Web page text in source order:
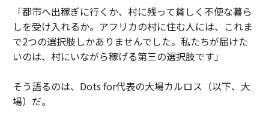
「都市へ出稼ぎに行くか、村に残って貧しく不便な暮ら
しを受け入れるか。アフリカの村に住む人には、これま
で2つの選択肢しかありませんでした。私たちが届けた
いのは、村にいながら稼げる第三の選択肢です」
そう語るのは、Dots for代表の大場カルロス（以下、大
場）だ。